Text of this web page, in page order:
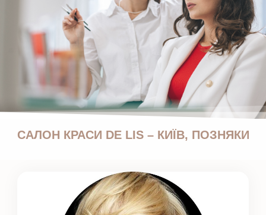
САЛОН КРАСИ DE LIS – КИЇВ, ПОЗНЯКИ